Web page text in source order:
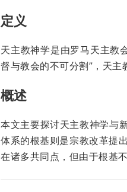
定义
天主教神学是由罗马天主教
督与教会的不可分割”，天主
概述
本文主要探讨天主教神学与
体系的根基则是宗教改革提
在诸多共同点，但由于根基